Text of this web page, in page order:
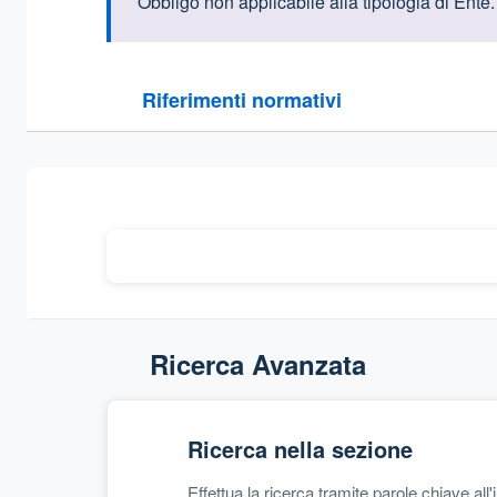
Riferimenti normativi
Sezione compressa
Ricerca Avanzata
Ricerca nella sezione
Effettua la ricerca tramite parole chiave